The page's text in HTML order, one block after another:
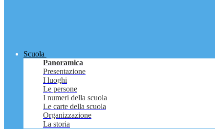
Scuola
Panoramica
Presentazione
I luoghi
Le persone
I numeri della scuola
Le carte della scuola
Organizzazione
La storia